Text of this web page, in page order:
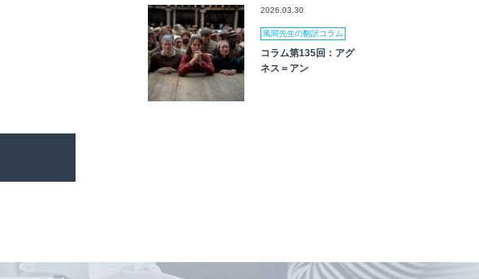
2026.03.30
風間先生の翻訳コラム
コラム第135回：アグ
ネス＝アン